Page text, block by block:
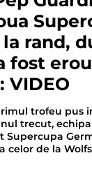
rand,
fost
VIDEO
trofeu pus
trecut,
Supercupa
celor de la